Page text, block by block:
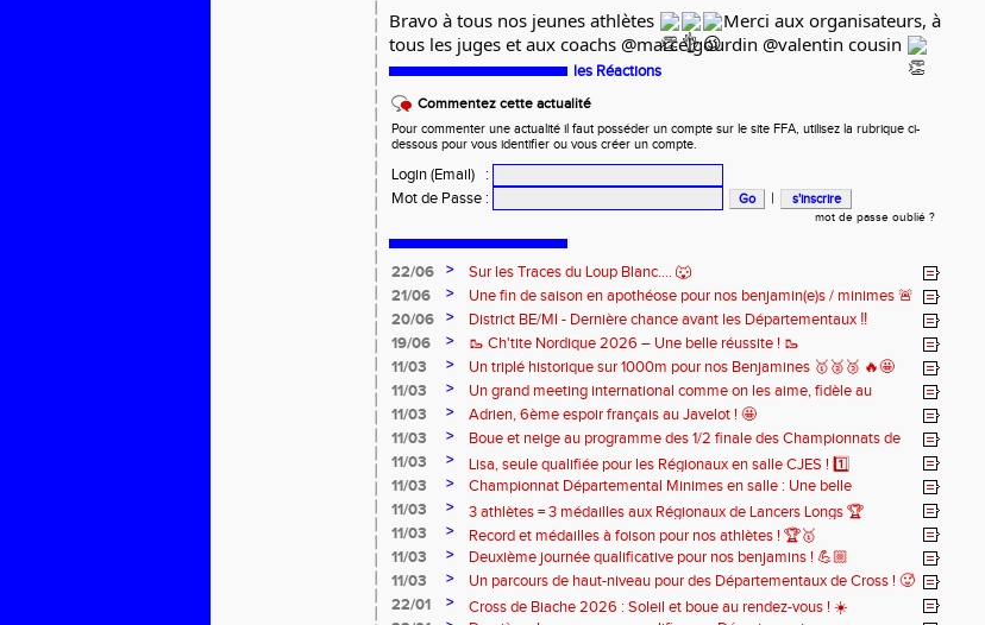
Bravo à tous nos jeunes athlètes
Merci aux organisateurs, à
tous les juges et aux coachs @marcelgourdin @valentin cousin
les Réactions
Commentez cette actualité
Pour commenter une actualité il faut posséder un compte sur le site FFA, utilisez la rubrique ci-
dessous pour vous identifier ou vous créer un compte.
Login (Email)
:
Mot de Passe : |
mot de passe oublié ?
22/06 >
Sur les Traces du Loup Blanc.... 🐺
21/06
>
Une fin de saison en apothéose pour nos benjamin(e)s / minimes 🚨
20/06
>
District BE/MI - Dernière chance avant les Départementaux ‼️
19/06
>
🥾 Ch'tite Nordique 2026 – Une belle réussite ! 🥾
11/03
>
Un triplé historique sur 1000m pour nos Benjamines 🥇🥈🥉 🔥🤩
11/03
>
Un grand meeting international comme on les aime, fidèle au
rendez-vous chaque année 🔥
11/03 >
Adrien, 6ème espoir français au Javelot ! 🤩
11/03
>
Boue et neige au programme des 1/2 finale des Championnats de
France de Cross ! ❄️
11/03 >
Lisa, seule qualifiée pour les Régionaux en salle CJES ! 1️⃣
11/03
>
Championnat Départemental Minimes en salle : Une belle
distinction pour nos 3 athlètes qualifiés 😎
11/03 >
3 athlètes = 3 médailles aux Régionaux de Lancers Longs 🏆
11/03
>
Record et médailles à foison pour nos athlètes ! 🏆🥇
11/03
>
Deuxième journée qualificative pour nos benjamins ! 💪🏼
11/03
>
Un parcours de haut-niveau pour des Départementaux de Cross ! 🥵
22/01
>
Cross de Biache 2026 : Soleil et boue au rendez-vous ! ☀️